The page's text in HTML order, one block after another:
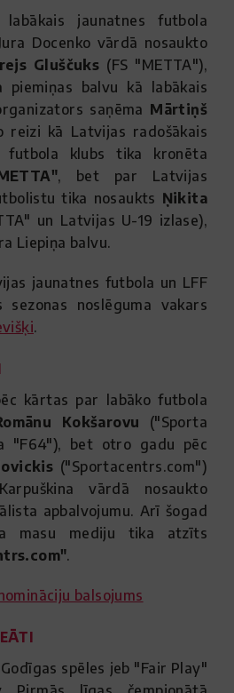
jaunatnes futbola
Docenko vārdā nosaukto
Gluščuks (FS "METTA"),
piemiņas balvu kā labākais
saņēma Mārtiņš
reizi kā Latvijas radošākais
futbola klubs tika kronēta
, bet par Latvijas
tika nosaukts Ņikita
un Latvijas U-19 izlase),
Liepiņa balvu.
jaunatnes futbola un LFF
sezonas noslēguma vakars
.
kārtas par labāko futbola
Kokšarovu ("Sporta
"F64"), bet otro gadu pēc
("Sportacentrs.com")
vārdā nosaukto
apbalvojumu. Arī šogad
masu mediju tika atzīts
.
balsojums
spēles jeb "Fair Play"